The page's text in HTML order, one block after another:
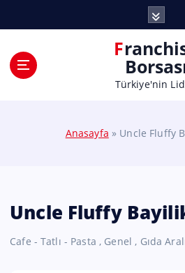
Franchise
Türkiye'nin
Anasayfa » Uncle Fluffy
Uncle Fluffy
Cafe - Tatlı - Pasta , Genel , Gıda